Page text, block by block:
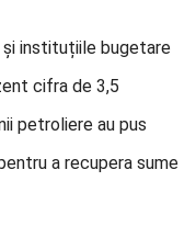
instituțiile bugetare
cifra de 3,5
petroliere au pus
a recupera sume